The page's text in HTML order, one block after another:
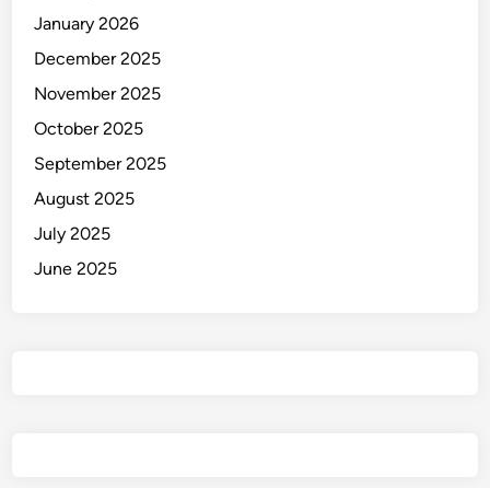
January 2026
December 2025
November 2025
October 2025
September 2025
August 2025
July 2025
June 2025